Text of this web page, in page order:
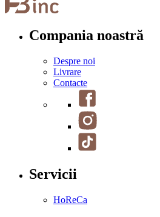
Compania noastră
Despre noi
Livrare
Contacte
Servicii
HoReCa